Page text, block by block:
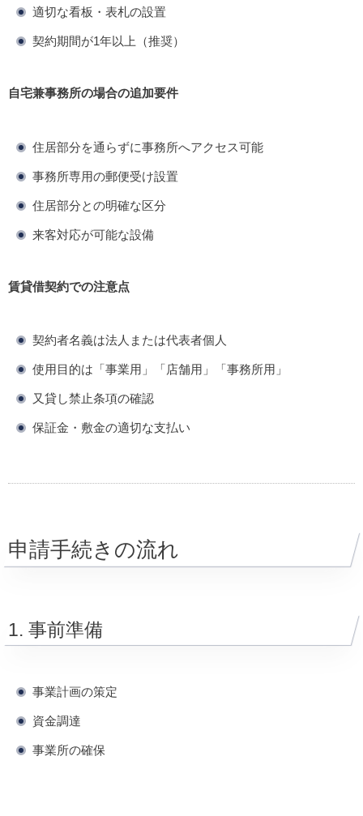
適切な看板・表札の設置
契約期間が1年以上（推奨）
自宅兼事務所の場合の追加要件
住居部分を通らずに事務所へアクセス可能
事務所専用の郵便受け設置
住居部分との明確な区分
来客対応が可能な設備
賃貸借契約での注意点
契約者名義は法人または代表者個人
使用目的は「事業用」「店舗用」「事務所用」
又貸し禁止条項の確認
保証金・敷金の適切な支払い
申請手続きの流れ
1. 事前準備
事業計画の策定
資金調達
事業所の確保